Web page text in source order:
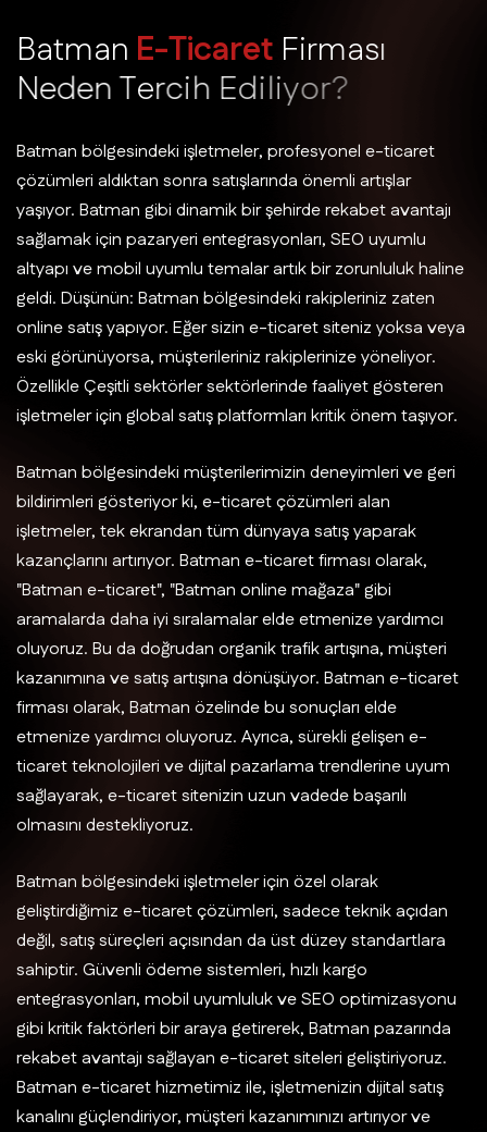
Batman E-Ticaret Firması
NedenTercih Ediliyor?
Batman bölgesindeki işletmeler, profesyonel e-ticaret
çözümleri aldıktan sonra satışlarında önemli artışlar
yaşıyor. Batman gibi dinamik bir şehirde rekabet avantajı
sağlamak için pazaryeri entegrasyonları, SEO uyumlu
altyapı ve mobil uyumlu temalar artık bir zorunluluk haline
geldi. Düşünün: Batman bölgesindeki rakipleriniz zaten
online satış yapıyor. Eğer sizin e-ticaret siteniz yoksa veya
eski görünüyorsa, müşterileriniz rakiplerinize yöneliyor.
Özellikle Çeşitli sektörler sektörlerinde faaliyet gösteren
işletmeler için global satış platformları kritik önem taşıyor.
Batman bölgesindeki müşterilerimizin deneyimleri ve geri
bildirimleri gösteriyor ki, e-ticaret çözümleri alan
işletmeler, tek ekrandan tüm dünyaya satış yaparak
kazançlarını artırıyor. Batman e-ticaret firması olarak,
"Batman e-ticaret", "Batman online mağaza" gibi
aramalarda daha iyi sıralamalar elde etmenize yardımcı
oluyoruz. Bu da doğrudan organik trafik artışına, müşteri
kazanımına ve satış artışına dönüşüyor. Batman e-ticaret
firması olarak, Batman özelinde bu sonuçları elde
etmenize yardımcı oluyoruz. Ayrıca, sürekli gelişen e-
ticaret teknolojileri ve dijital pazarlama trendlerine uyum
sağlayarak, e-ticaret sitenizin uzun vadede başarılı
olmasını destekliyoruz.
Batman bölgesindeki işletmeler için özel olarak
geliştirdiğimiz e-ticaret çözümleri, sadece teknik açıdan
değil, satış süreçleri açısından da üst düzey standartlara
sahiptir. Güvenli ödeme sistemleri, hızlı kargo
entegrasyonları, mobil uyumluluk ve SEO optimizasyonu
gibi kritik faktörleri bir araya getirerek, Batman pazarında
rekabet avantajı sağlayan e-ticaret siteleri geliştiriyoruz.
Batman e-ticaret hizmetimiz ile, işletmenizin dijital satış
kanalını güçlendiriyor, müşteri kazanımınızı artırıyor ve